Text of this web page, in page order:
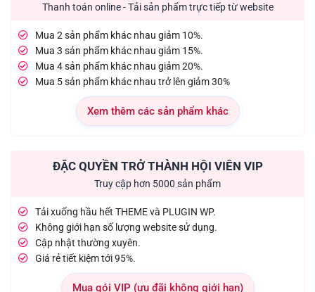
Thanh toán online - Tải sản phẩm trực tiếp từ website
Mua 2 sản phẩm khác nhau giảm 10%.
Mua 3 sản phẩm khác nhau giảm 15%.
Mua 4 sản phẩm khác nhau giảm 20%.
Mua 5 sản phẩm khác nhau trở lên giảm 30%
Xem thêm các sản phẩm khác
ĐẶC QUYỀN TRỞ THÀNH HỘI VIÊN VIP
Truy cập hơn 5000 sản phẩm
Tải xuống hầu hết THEME và PLUGIN WP.
Không giới hạn số lượng website sử dụng.
Cập nhật thường xuyên.
Giá rẻ tiết kiệm tới 95%.
Mua gói VIP (ưu đãi không giới hạn)